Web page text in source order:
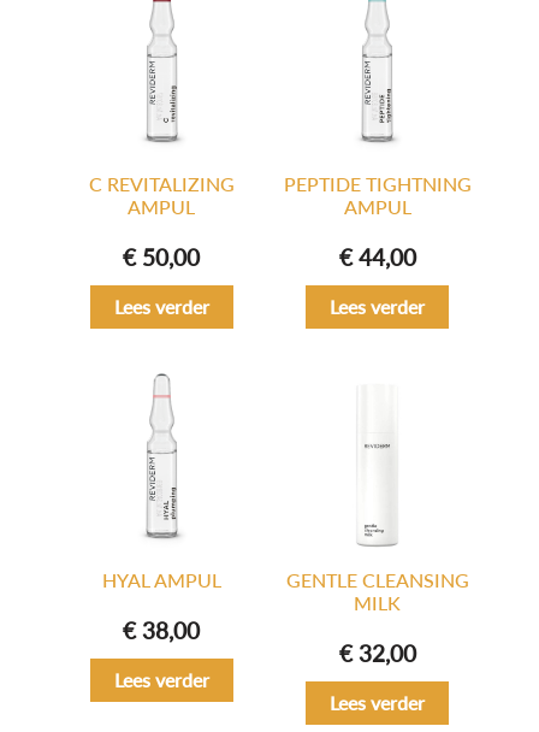
C REVITALIZING
AMPUL
€50,00
Lees verder
PEPTIDE TIGHTNING
AMPUL
€44,00
Lees verder
HYAL AMPUL
€38,00
Lees verder
GENTLE CLEANSING
MILK
€32,00
Lees verder